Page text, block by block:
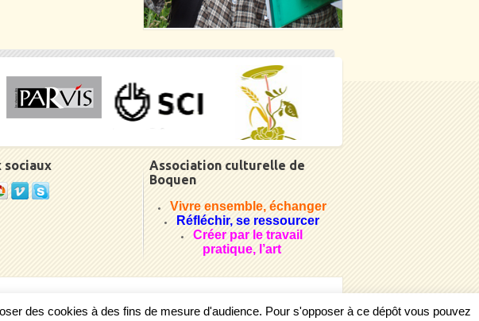
sociaux
Association culturelle de
Boquen
Vivre ensemble, échanger
Réfléchir, se ressourcer
Créer par le travail
pratique, l’art
des cookies à des fins de mesure d'audience. Pour s'opposer à ce dépôt vous pouvez